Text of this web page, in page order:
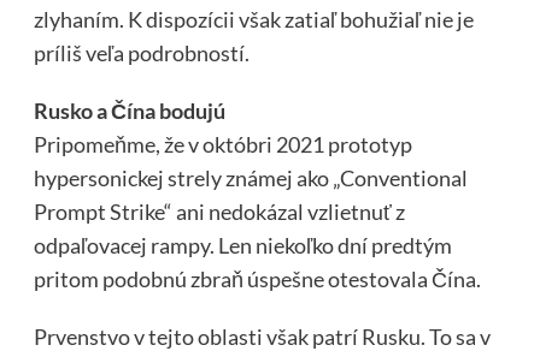
zlyhaním. K dispozícii však zatiaľ bohužiaľ nie je
príliš veľa podrobností.
Rusko a Čína bodujú
Pripomeňme, že v októbri 2021 prototyp
hypersonickej strely známej ako „Conventional
Prompt Strike“ ani nedokázal vzlietnuť z
odpaľovacej rampy. Len niekoľko dní predtým
pritom podobnú zbraň úspešne otestovala Čína.
Prvenstvo v tejto oblasti však patrí Rusku. To sa v